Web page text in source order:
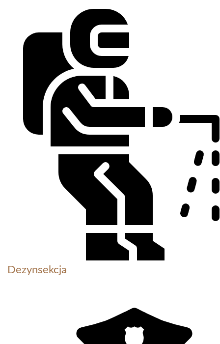
Dezynsekcja